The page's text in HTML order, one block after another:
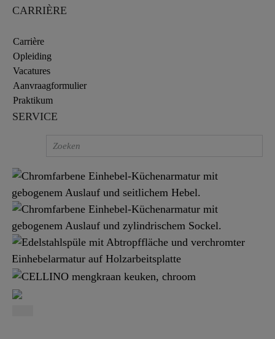
CARRIÈRE
Carrière
Opleiding
Vacatures
Aanvraagformulier
Praktikum
SERVICE